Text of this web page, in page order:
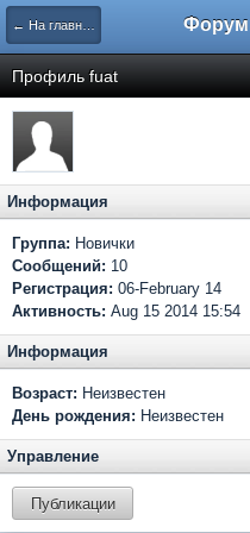
← На главную
Профиль fuat
Информация
Группа: Новички
Сообщений: 10
Регистрация: 06-February 14
Активность: Aug 15 2014 15:54
Информация
Возраст: Неизвестен
День рождения: Неизвестен
Управление
Публикации